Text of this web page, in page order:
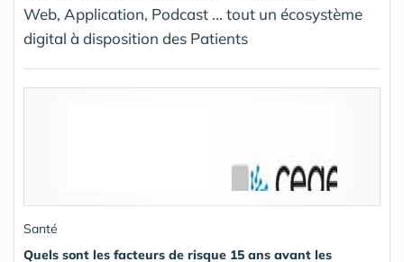
Web, Application, Podcast ... tout un écosystème
digital à disposition des Patients
Santé
Quels sont les facteurs de risque 15 ans avant les